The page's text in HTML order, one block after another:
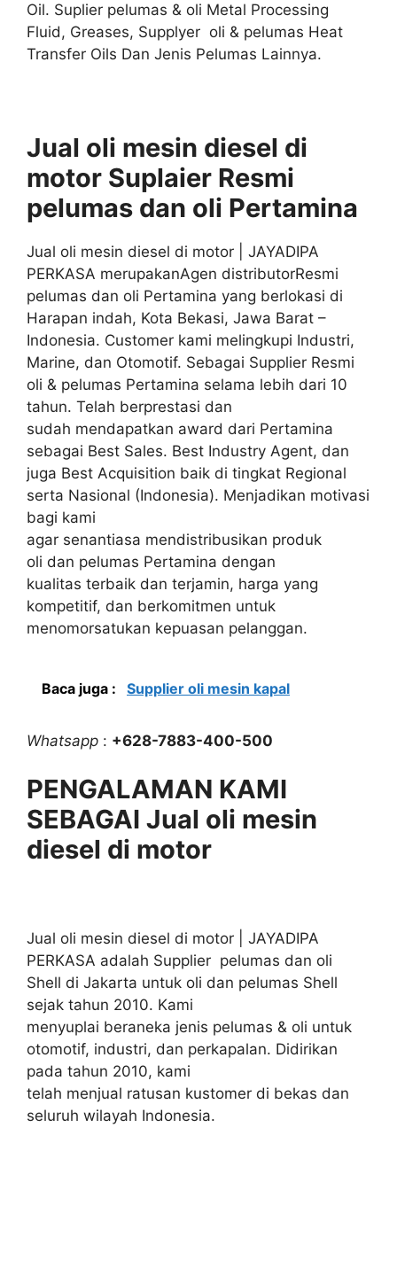
Oil. Suplier pelumas & oli Metal Processing
Fluid, Greases, Supplyer oli & pelumas Heat
Transfer Oils Dan Jenis Pelumas Lainnya.
Jual oli mesin diesel di
motor Suplaier Resmi
pelumas dan oli Pertamina
Jual oli mesin diesel di motor | JAYADIPA
PERKASA merupakanAgen distributorResmi
pelumas dan oli Pertamina yang berlokasi di
Harapan indah, Kota Bekasi, Jawa Barat –
Indonesia. Customer kami melingkupi Industri,
Marine, dan Otomotif. Sebagai Supplier Resmi
oli & pelumas Pertamina selama lebih dari 10
tahun. Telah berprestasi dan
sudah mendapatkan award dari Pertamina
sebagai Best Sales. Best Industry Agent, dan
juga Best Acquisition baik di tingkat Regional
serta Nasional (Indonesia). Menjadikan motivasi
bagi kami
agar senantiasa mendistribusikan produk
oli dan pelumas Pertamina dengan
kualitas terbaik dan terjamin, harga yang
kompetitif, dan berkomitmen untuk
menomorsatukan kepuasan pelanggan.
Baca juga : Supplier oli mesin kapal
Whatsapp : +628-7883-400-500
PENGALAMAN KAMI
SEBAGAI Jual oli mesin
diesel di motor
Jual oli mesin diesel di motor | JAYADIPA
PERKASA adalah Supplier pelumas dan oli
Shell di Jakarta untuk oli dan pelumas Shell
sejak tahun 2010. Kami
menyuplai beraneka jenis pelumas & oli untuk
otomotif, industri, dan perkapalan. Didirikan
pada tahun 2010, kami
telah menjual ratusan kustomer di bekas dan
seluruh wilayah Indonesia.